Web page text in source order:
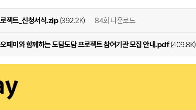
젝트_신청서식.zip(392.2K) 84회 다운로드
페이와 함께하는 도담도담 프로젝트 참여기관 모집 안내.pdf(409.8K)